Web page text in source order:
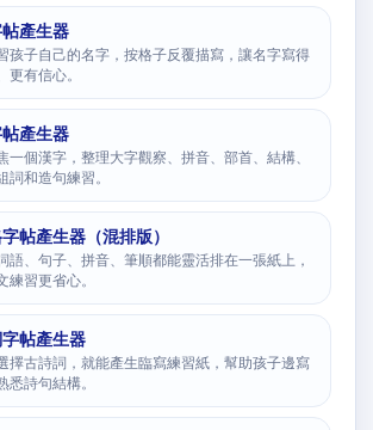
產生器
孩子自己的名字，按格子反覆描寫，讓名字寫得
更有信心。
產生器
一個漢字，整理大字觀察、拼音、部首、結構、
詞和造句練習。
帖產生器（混排版）
語、句子、拼音、筆順都能靈活排在一張紙上，
練習更省心。
帖產生器
擇古詩詞，就能產生臨寫練習紙，幫助孩子邊寫
悉詩句結構。